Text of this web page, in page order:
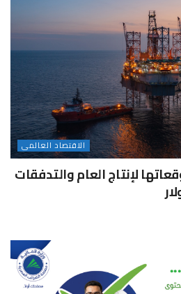
الاقتصاد العالمى
لإنتاج العام والتدفقات